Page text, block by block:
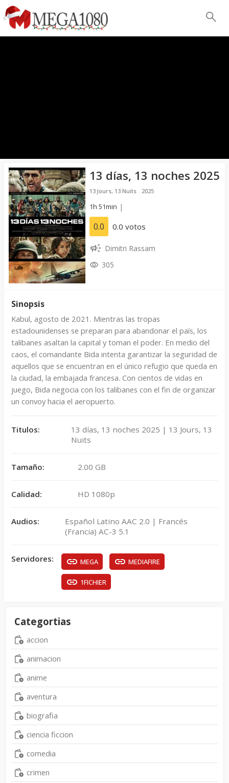
13 días, 13 noches 2025
13 Jours, 13 Nuits 2025
1h 51min |
0.0 0.0 votos
Dimitri Rassam
305
Sinopsis
Kabul, agosto de 2021. Mientras las tropas
estadounidenses se preparan para abandonar el país, los
talibanes asaltan la capital y toman el poder. En medio del
caos, el comandante Bida intenta garantizar la seguridad de
aquellos que se encuentran en el único refugio que queda en
la ciudad, la embajada francesa. Con cientos de vidas en
juego, Bida negocia con los talibanes con el fin de organizar
un convoy hacia el aeropuerto.
Titulos:
13 días, 13 noches 2025 | 13 Jours, 13
Nuits
Tamaño: 2.00 GB
Calidad: HD 1080p
Audios:
Español Latino AAC 2.0 | Francés
(Francia) AC-3 5.1
Servidores: MEGA MEDIAFIRE
1FICHIER
Categortias
accion
animacion
anime
aventura
biografia
ciencia ficcion
comedia
crimen